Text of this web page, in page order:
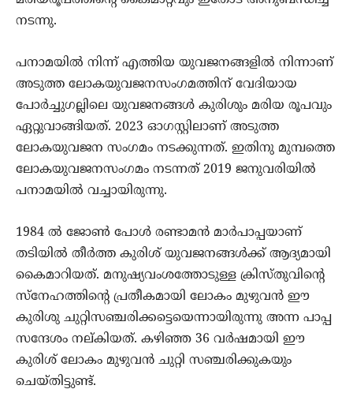
നടന്നു.
പനാമയില്‍ നിന്ന് എത്തിയ യുവജനങ്ങളില്‍ നിന്നാണ്
അടുത്ത ലോകയുവജനസംഗമത്തിന് വേദിയായ
പോര്‍ച്ചുഗല്ലിലെ യുവജനങ്ങള്‍ കുരിശും മരിയ രൂപവും
ഏറ്റുവാങ്ങിയത്. 2023 ഓഗസ്റ്റിലാണ് അടുത്ത
ലോകയുവജന സംഗമം നടക്കുന്നത്. ഇതിനു മുമ്പത്തെ
ലോകയുവജനസംഗമം നടന്നത് 2019 ജനുവരിയില്‍
പനാമയില്‍ വച്ചായിരുന്നു.
1984 ല്‍ ജോണ്‍ പോള്‍ രണ്ടാമന്‍ മാര്‍പാപ്പയാണ്
തടിയില്‍ തീര്‍ത്ത കുരിശ് യുവജനങ്ങള്‍ക്ക് ആദ്യമായി
കൈമാറിയത്. മനുഷ്യവംശത്തോടുള്ള ക്രിസ്തുവിന്റെ
സ്‌നേഹത്തിന്റെ പ്രതീകമായി ലോകം മുഴുവന്‍ ഈ
കുരിശു ചുറ്റിസഞ്ചരിക്കട്ടെയെന്നായിരുന്നു അന്ന പാപ്പ
സന്ദേശം നല്കിയത്. കഴിഞ്ഞ 36 വര്‍ഷമായി ഈ
കുരിശ് ലോകം മുഴുവന്‍ ചുറ്റി സഞ്ചരിക്കുകയും
ചെയ്തിട്ടുണ്ട്.